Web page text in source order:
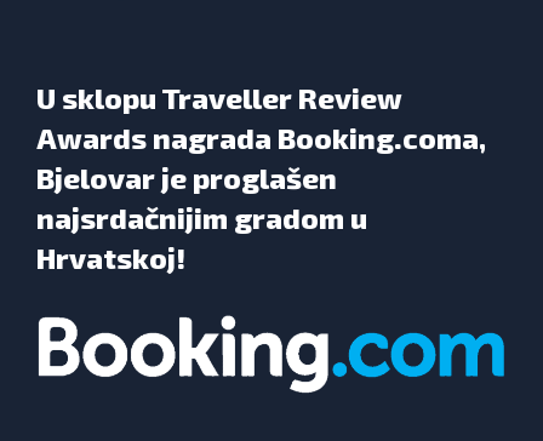
U sklopu Traveller Review
Awards nagrada Booking.coma,
Bjelovar je proglašen
najsrdačnijim gradom u
Hrvatskoj!